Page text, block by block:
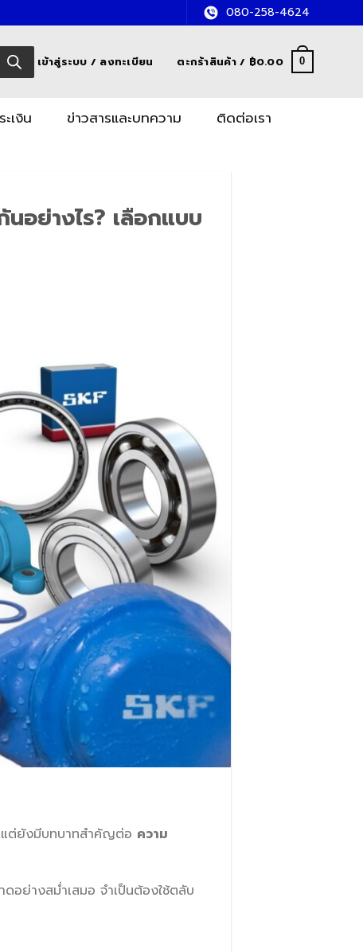
080-258-4624
เข้าสู่ระบบ / ลงทะเบียน ตะกร้าสินค้า / ฿0.00 0
เงิน ข่าวสารและบทความ ติดต่อเรา
อย่างไร? เลือกแบบ
แต่ยังมีบทบาทสำคัญต่อ ความ
อย่างสม่ำเสมอ จำเป็นต้องใช้ตลับ